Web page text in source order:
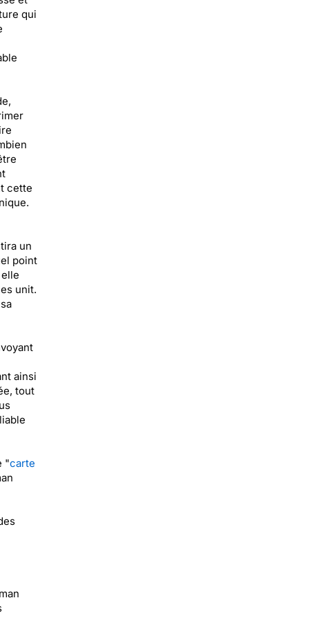
qui
cette
un
point
unit.
ainsi
tout
"carte